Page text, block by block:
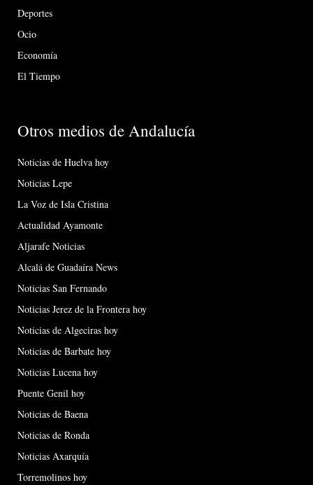
Deportes
Ocio
Economía
El Tiempo
Otros medios de Andalucía
Noticias de Huelva hoy
Noticias Lepe
La Voz de Isla Cristina
Actualidad Ayamonte
Aljarafe Noticias
Alcalá de Guadaíra News
Noticias San Fernando
Noticias Jerez de la Frontera hoy
Noticias de Algeciras hoy
Noticias de Barbate hoy
Noticias Lucena hoy
Puente Genil hoy
Noticias de Baena
Noticias de Ronda
Noticias Axarquía
Torremolinos hoy